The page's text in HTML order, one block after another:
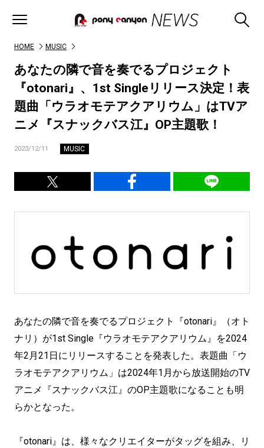
HOME MUSIC
あなたの隣で⾳を奏でるプロジェクト
『otonari』、1st Singleリリース決定！表
題曲「ウラオモテアクアリウム」はTVア
ニメ『スナックバス江』OP主題歌！
2023/12/11 MUSIC
あなたの隣で音を奏でるプロジェクト『otonari』（オト
ナリ）が1st Single『ウラオモテアクアリウム』を2024
年2月21日にリリースすることを発表した。表題曲「ウ
ラオモテアクアリウム」は2024年1月から放送開始のTV
アニメ『スナックバス江』のOP主題歌になることも明
らかとなった。
『otonari』は、様々なクリエイターがタッグを組み、リ